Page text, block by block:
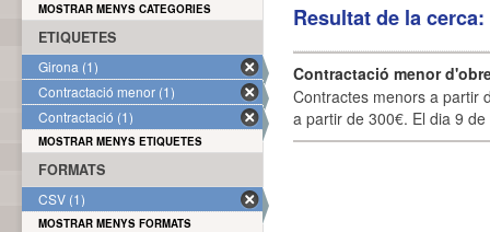
Resultat de la
Contractació menor
Contractes menors a partir
a partir de 300€. El dia 9
MOSTRAR MENYS CATEGORIES
ETIQUETES
Girona (1)
Contractació menor (1)
Contractació (1)
MOSTRAR MENYS ETIQUETES
FORMATS
CSV (1)
MOSTRAR MENYS FORMATS